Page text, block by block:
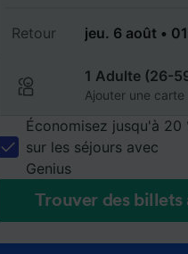
Retour
1 Adulte (26-
Ajouter une carte
Économisez jusqu'à 20
sur les séjours avec
Genius
Trouver des billets